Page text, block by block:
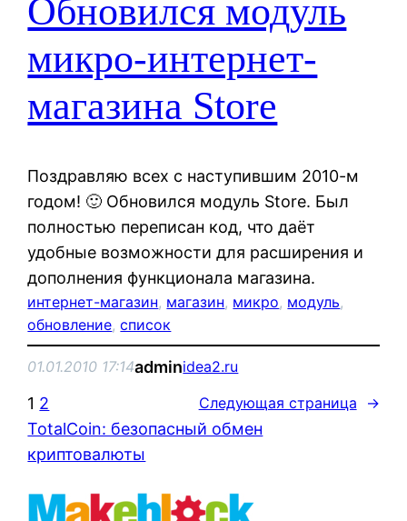
Обновился модуль
микро-интернет-
магазина Store
Поздравляю всех с наступившим 2010-м
годом! 🙂 Обновился модуль Store. Был
полностью переписан код, что даёт
удобные возможности для расширения и
дополнения функционала магазина.
интернет-магазин, магазин, микро, модуль
обновление, список
01.01.2010 17:14adminidea2.ru
1 2 Следующая страница →
TotalCoin: безопасный обмен
криптовалюты